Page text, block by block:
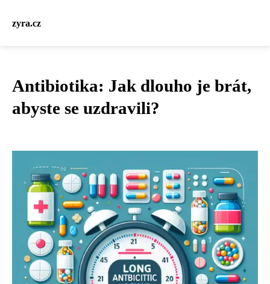
zyra.cz
Antibiotika: Jak dlouho je brát,
abyste se uzdravili?